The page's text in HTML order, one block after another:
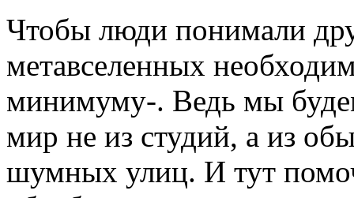
Чтобы люди понимали
метавселенных
минимуму-. Ведь мы
мир не из студий, а из
шумных улиц. И тут